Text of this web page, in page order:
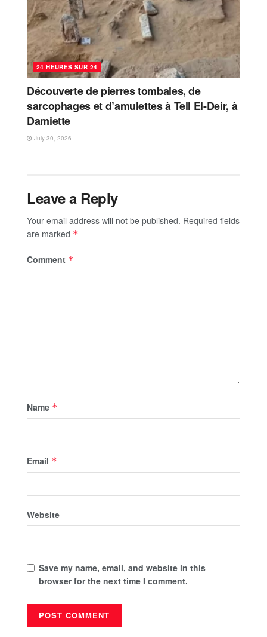
24 HEURES SUR 24
Découverte de pierres tombales, de
sarcophages et d’amulettes à Tell El-Deir, à
Damiette
July 30, 2026
Leave a Reply
Your email address will not be published. Required fields
are marked *
Comment *
Name *
Email *
Website
Save my name, email, and website in this
browser for the next time I comment.